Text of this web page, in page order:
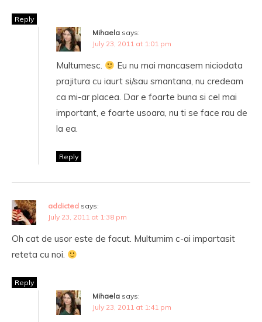
Reply
Mihaela says:
July 23, 2011 at 1:01 pm
Multumesc.
Eu nu mai mancasem niciodata
prajitura cu iaurt si/sau smantana, nu credeam
ca mi-ar placea. Dar e foarte buna si cel mai
important, e foarte usoara, nu ti se face rau de
la ea.
Reply
addicted says:
July 23, 2011 at 1:38 pm
Oh cat de usor este de facut. Multumim c-ai impartasit
reteta cu noi.
Reply
Mihaela says:
July 23, 2011 at 1:41 pm